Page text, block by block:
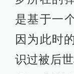
不过从细
以下几点